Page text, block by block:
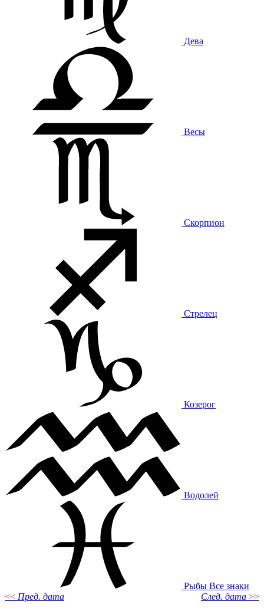
Дева
Весы
Скорпион
Стрелец
Козерог
Водолей
Рыбы Все знаки
<< Пред. дата След. дата >>